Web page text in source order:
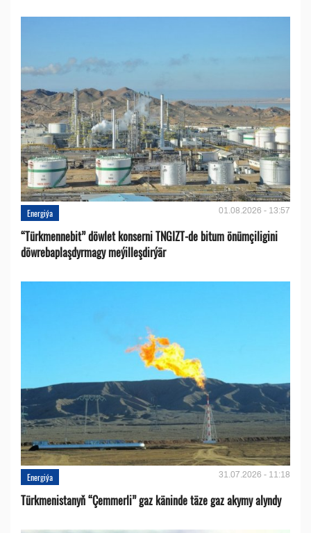
Energiýa 01.08.2026 - 13:57
“Türkmennebit” döwlet konserni TNGIZT-de bitum önümçiligini
döwrebaplaşdyrmagy meýilleşdirýär
Energiýa 31.07.2026 - 11:18
Türkmenistanyň “Çemmerli” gaz käninde täze gaz akymy alyndy